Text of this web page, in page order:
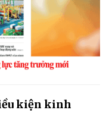
kiện kinh